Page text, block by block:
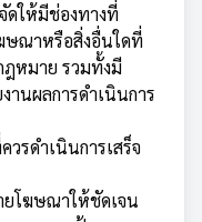
ให้มีช่องทางที่
ษณาหรือสิ่งอื่นใดที่
ฎหมาย รวมทั้งมี
านผลการดำเนินการ
ดำเนินการเสร็จ
ฆษณาให้ชัดเจน